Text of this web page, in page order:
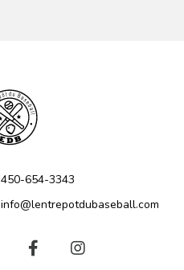
450-654-3343
info@lentrepotdubaseball.com